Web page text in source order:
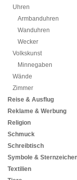
Uhren
Armbanduhren
Wanduhren
Wecker
Volkskunst
Minnegaben
Wände
Zimmer
Reise & Ausflug
Reklame & Werbung
Religion
Schmuck
Schreibtisch
Symbole &
Textilien